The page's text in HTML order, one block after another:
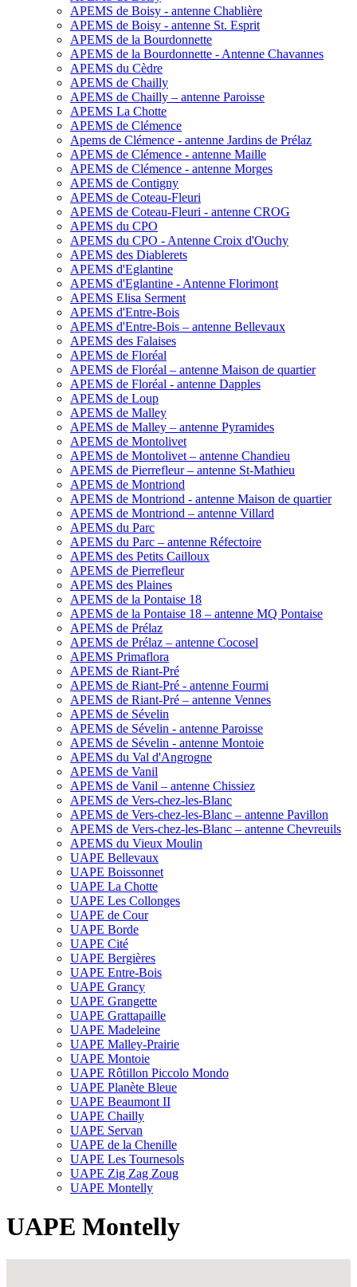
APEMS de Boisy - antenne Chablière
APEMS de Boisy - antenne St. Esprit
APEMS de la Bourdonnette
APEMS de la Bourdonnette - Antenne Chavannes
APEMS du Cèdre
APEMS de Chailly
APEMS de Chailly – antenne Paroisse
APEMS La Chotte
APEMS de Clémence
Apems de Clémence - antenne Jardins de Prélaz
APEMS de Clémence - antenne Maille
APEMS de Clémence - antenne Morges
APEMS de Contigny
APEMS de Coteau-Fleuri
APEMS de Coteau-Fleuri - antenne CROG
APEMS du CPO
APEMS du CPO - Antenne Croix d'Ouchy
APEMS des Diablerets
APEMS d'Eglantine
APEMS d'Eglantine - Antenne Florimont
APEMS Elisa Serment
APEMS d'Entre-Bois
APEMS d'Entre-Bois – antenne Bellevaux
APEMS des Falaises
APEMS de Floréal
APEMS de Floréal – antenne Maison de quartier
APEMS de Floréal - antenne Dapples
APEMS de Loup
APEMS de Malley
APEMS de Malley – antenne Pyramides
APEMS de Montolivet
APEMS de Montolivet – antenne Chandieu
APEMS de Pierrefleur – antenne St-Mathieu
APEMS de Montriond
APEMS de Montriond - antenne Maison de quartier
APEMS de Montriond – antenne Villard
APEMS du Parc
APEMS du Parc – antenne Réfectoire
APEMS des Petits Cailloux
APEMS de Pierrefleur
APEMS des Plaines
APEMS de la Pontaise 18
APEMS de la Pontaise 18 – antenne MQ Pontaise
APEMS de Prélaz
APEMS de Prélaz – antenne Cocosel
APEMS Primaflora
APEMS de Riant-Pré
APEMS de Riant-Pré - antenne Fourmi
APEMS de Riant-Pré – antenne Vennes
APEMS de Sévelin
APEMS de Sévelin - antenne Paroisse
APEMS de Sévelin - antenne Montoie
APEMS du Val d'Angrogne
APEMS de Vanil
APEMS de Vanil – antenne Chissiez
APEMS de Vers-chez-les-Blanc
APEMS de Vers-chez-les-Blanc – antenne Pavillon
APEMS de Vers-chez-les-Blanc – antenne Chevreuils
APEMS du Vieux Moulin
UAPE Bellevaux
UAPE Boissonnet
UAPE La Chotte
UAPE Les Collonges
UAPE de Cour
UAPE Borde
UAPE Cité
UAPE Bergières
UAPE Entre-Bois
UAPE Grancy
UAPE Grangette
UAPE Grattapaille
UAPE Madeleine
UAPE Malley-Prairie
UAPE Montoie
UAPE Rôtillon Piccolo Mondo
UAPE Planète Bleue
UAPE Beaumont II
UAPE Chailly
UAPE Servan
UAPE de la Chenille
UAPE Les Tournesols
UAPE Zig Zag Zoug
UAPE Montelly
UAPE Montelly